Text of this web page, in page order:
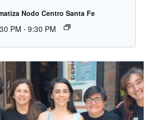
Nodo Centro Santa Fe
PM -9:30 PM